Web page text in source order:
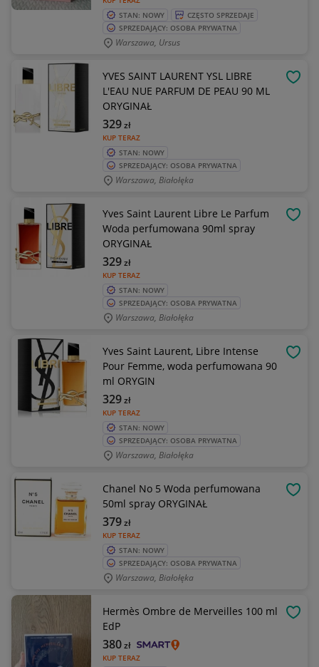
STAN: NOWY
CZĘSTO SPRZEDAJE
SPRZEDAJĄCY: OSOBA PRYWATNA
Warszawa, Ursus
YVES SAINT LAURENT YSL LIBRE
L'EAU NUE PARFUM DE PEAU 90 ML
ORYGINAŁ
KUP TERAZ
329zł
STAN: NOWY
SPRZEDAJĄCY: OSOBA PRYWATNA
Warszawa, Białołęka
Yves Saint Laurent Libre Le Parfum
Woda perfumowana 90ml spray
ORYGINAŁ
KUP TERAZ
329zł
STAN: NOWY
SPRZEDAJĄCY: OSOBA PRYWATNA
Warszawa, Białołęka
Yves Saint Laurent, Libre Intense
Pour Femme, woda perfumowana 90
ml ORYGIN
KUP TERAZ
329zł
STAN: NOWY
SPRZEDAJĄCY: OSOBA PRYWATNA
Warszawa, Białołęka
Chanel No 5 Woda perfumowana
50ml spray ORYGINAŁ
KUP TERAZ
379zł
STAN: NOWY
SPRZEDAJĄCY: OSOBA PRYWATNA
Warszawa, Białołęka
Hermès Ombre de Merveilles 100 ml
EdP
KUP TERAZ
380zł